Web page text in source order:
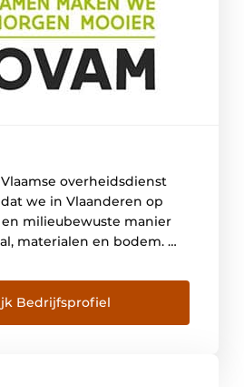
overheidsdienst
we in Vlaanderen op
milieubewuste manier
materialen en bodem. We
en beïnvloeden zo de
wetgeving. Onze bodem
door de bodemkwaliteit in
[…]
Bedrijfsprofiel